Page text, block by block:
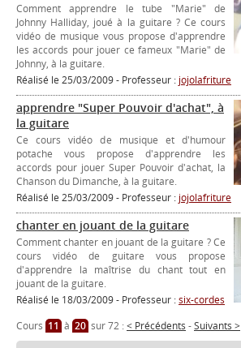
Comment apprendre le tube "Marie" de
Johnny Halliday, joué à la guitare ? Ce cours
vidéo de musique vous propose d'apprendre
les accords pour jouer ce fameux "Marie" de
Johnny, à la guitare.
Réalisé le 25/03/2009 - Professeur : jojolafriture
apprendre "Super Pouvoir d'achat", à
la guitare
Ce cours vidéo de musique et d'humour
potache vous propose d'apprendre les
accords pour jouer Super Pouvoir d'achat, la
Chanson du Dimanche, à la guitare.
Réalisé le 25/03/2009 - Professeur : jojolafriture
chanter en jouant de la guitare
Comment chanter en jouant de la guitare ? Ce
cours vidéo de guitare vous propose
d'apprendre la maîtrise du chant tout en
jouant de la guitare.
Réalisé le 18/03/2009 - Professeur :six-cordes
Cours 11à 20sur 72 :< Précédents -Suivants >